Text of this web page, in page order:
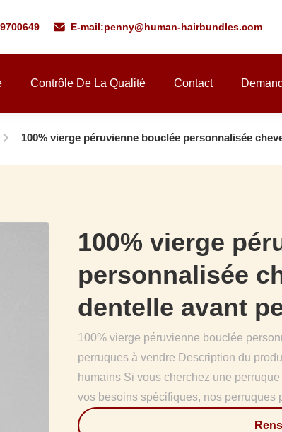
E-mail:penny@human-hairbundles.com
Contrôle De La Qualité Contact
100% vierge péruvienne bouclée personnalisée
100% vierge
personnalisée
dentelle avant
100% vierge péruvienne bouclée
perruques à vendre Description du
humains Si vous cherchez une
vos besoins spécifiques, nos perruques